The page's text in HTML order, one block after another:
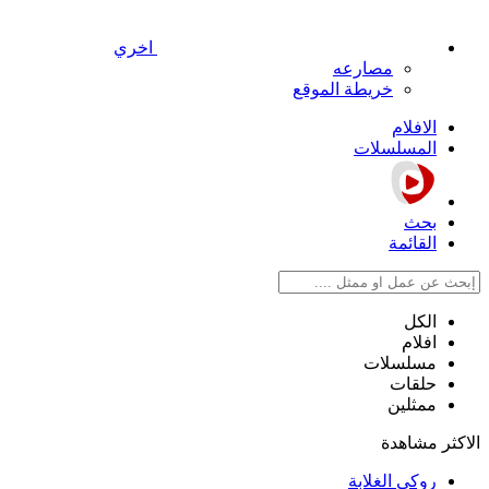
اخري
مصارعه
خريطة الموقع
الافلام
المسلسلات
بحث
القائمة
الكل
افلام
مسلسلات
حلقات
ممثلين
الاكثر مشاهدة
روكي الغلابة